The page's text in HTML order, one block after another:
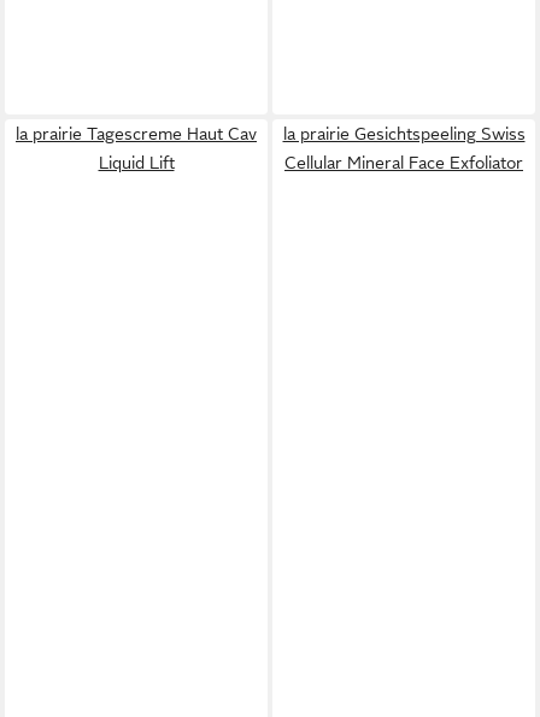
la prairie Tagescreme Haut Cav
Liquid Lift
la prairie Gesichtspeeling Swiss
Cellular Mineral Face Exfoliator